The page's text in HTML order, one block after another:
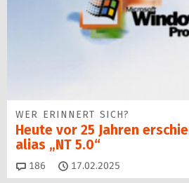
WER ERINNERT SICH?
Heute vor 25 Jahren
alias „NT 5.0“
186 Kommentare
17.02.2025